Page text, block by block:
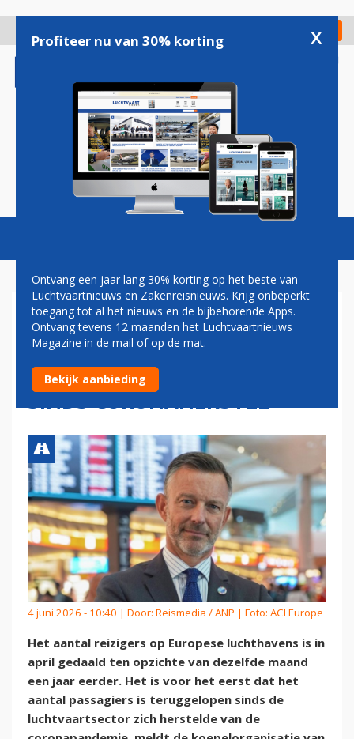
gaan
Check in
Magazine Podcasts Vacatures
AANTAL PASSAGIERS
EUROPESE LUCHTHAVENS
VOOR HET EERST GEDAALD
SINDS CORONAHERSTEL
4 juni 2026 - 10:40 | Door: Reismedia / ANP | Foto: ACI Europe
Het aantal reizigers op Europese luchthavens is in
april gedaald ten opzichte van dezelfde maand
een jaar eerder. Het is voor het eerst dat het
aantal passagiers is teruggelopen sinds de
luchtvaartsector zich herstelde van de
Profiteer nu van 30% korting x
Ontvang een jaar lang 30% korting op het beste van
Luchtvaartnieuws en Zakenreisnieuws. Krijg onbeperkt
toegang tot al het nieuws en de bijbehorende Apps.
Ontvang tevens 12 maanden het Luchtvaartnieuws
Magazine in de mail of op de mat.
Bekijk aanbieding